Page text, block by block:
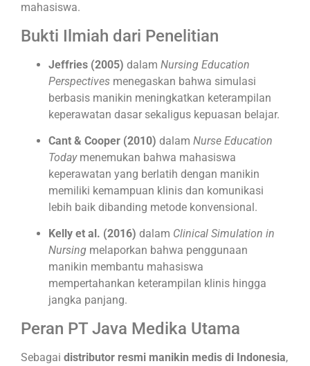
mahasiswa.
Bukti Ilmiah dari Penelitian
Jeffries (2005) dalam Nursing Education
Perspectives menegaskan bahwa simulasi
berbasis manikin meningkatkan keterampilan
keperawatan dasar sekaligus kepuasan belajar.
Cant & Cooper (2010) dalam Nurse Education
Todaymenemukan bahwa mahasiswa
keperawatan yang berlatih dengan manikin
memiliki kemampuan klinis dan komunikasi
lebih baik dibanding metode konvensional.
Kelly et al. (2016) dalam Clinical Simulation in
Nursing melaporkan bahwa penggunaan
manikin membantu mahasiswa
mempertahankan keterampilan klinis hingga
jangka panjang.
Peran PT Java Medika Utama
Sebagai distributor resmi manikin medis di Indonesia,